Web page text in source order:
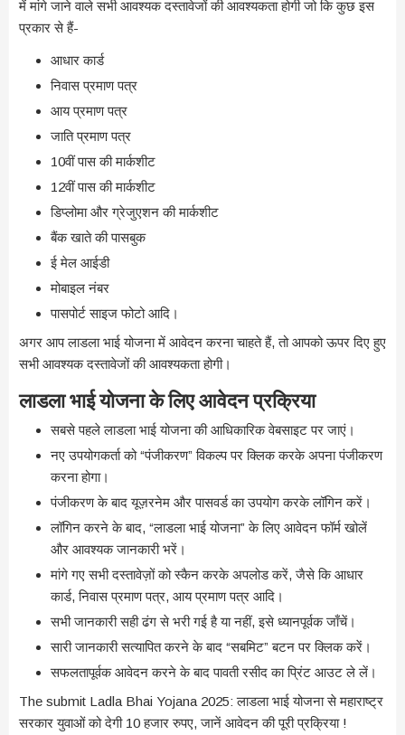
में मांगे जाने वाले सभी आवश्यक दस्तावेजों की आवश्यकता होगी जो कि कुछ इस
प्रकार से हैं-
आधार कार्ड
निवास प्रमाण पत्र
आय प्रमाण पत्र
जाति प्रमाण पत्र
10वीं पास की मार्कशीट
12वीं पास की मार्कशीट
डिप्लोमा और ग्रेजुएशन की मार्कशीट
बैंक खाते की पासबुक
ई मेल आईडी
मोबाइल नंबर
पासपोर्ट साइज फोटो आदि।
अगर आप लाडला भाई योजना में आवेदन करना चाहते हैं, तो आपको ऊपर दिए हुए
सभी आवश्यक दस्तावेजों की आवश्यकता होगी।
लाडला भाई योजना के लिए आवेदन प्रक्रिया
सबसे पहले लाडला भाई योजना की आधिकारिक वेबसाइट पर जाएं।
नए उपयोगकर्ता को “पंजीकरण” विकल्प पर क्लिक करके अपना पंजीकरण
करना होगा।
पंजीकरण के बाद यूज़रनेम और पासवर्ड का उपयोग करके लॉगिन करें।
लॉगिन करने के बाद, “लाडला भाई योजना” के लिए आवेदन फॉर्म खोलें
और आवश्यक जानकारी भरें।
मांगे गए सभी दस्तावेज़ों को स्कैन करके अपलोड करें, जैसे कि आधार
कार्ड, निवास प्रमाण पत्र, आय प्रमाण पत्र आदि।
सभी जानकारी सही ढंग से भरी गई है या नहीं, इसे ध्यानपूर्वक जाँचें।
सारी जानकारी सत्यापित करने के बाद “सबमिट” बटन पर क्लिक करें।
सफलतापूर्वक आवेदन करने के बाद पावती रसीद का प्रिंट आउट ले लें।
The submit Ladla Bhai Yojana 2025: लाडला भाई योजना से महाराष्ट्र
सरकार युवाओं को देगी 10 हजार रुपए, जानें आवेदन की पूरी प्रक्रिया !